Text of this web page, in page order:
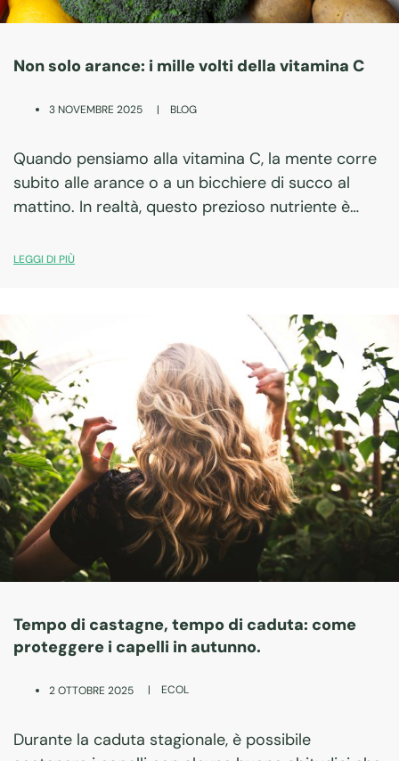
Non solo arance: i mille volti della vitamina C
3 NOVEMBRE 2025 | BLOG
Quando pensiamo alla vitamina C, la mente corre
subito alle arance o a un bicchiere di succo al
mattino. In realtà, questo prezioso nutriente è
raffreddore: è un…
LEGGI DI PIÙ
Tempo di castagne, tempo di caduta: come
proteggere i capelli in autunno.
2 OTTOBRE 2025 | ECOL
Durante la caduta stagionale, è possibile